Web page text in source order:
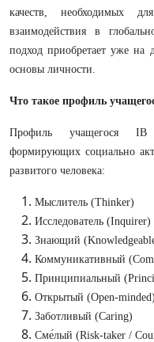
качеств, необходимых
взаимодействия в
подход приобретает уже на
основы личности.
Что такое профиль
Профиль учащегося IB
формирующих социально
развитого человека:
Мыслитель (Thinker)
Исследователь (Inquirer)
Знающий
Коммуникативный
Принципиальный
Открытый (Open-minded)
Заботливый (Caring)
Сме́лый (Risk-taker /